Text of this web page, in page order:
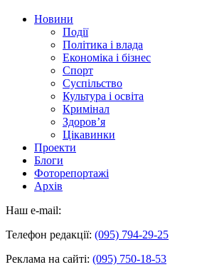
Новини
Події
Політика і влада
Економіка і бізнес
Спорт
Суспільство
Культура і освіта
Кримінал
Здоров’я
Цікавинки
Проекти
Блоги
Фоторепортажі
Архів
Наш e-mail:
Телефон редакції: (095) 794-29-25
Реклама на сайті: (095) 750-18-53